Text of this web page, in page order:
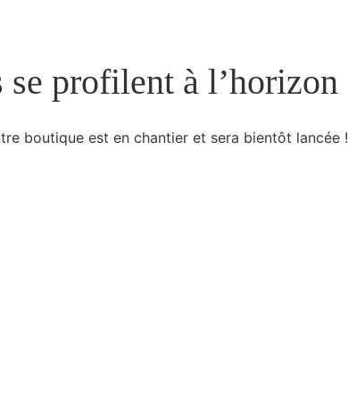
se profilent à l’horizon
boutique est en chantier et sera bientôt lancée !